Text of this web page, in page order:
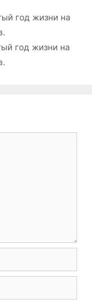
год жизни на
год жизни на